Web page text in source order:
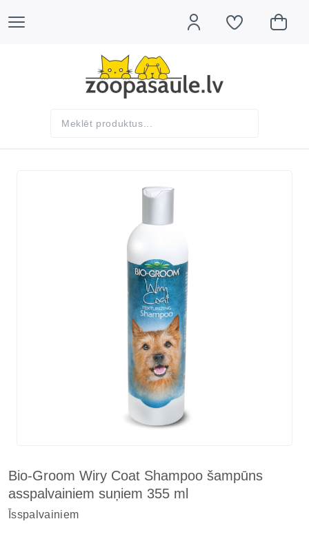
Bio-Groom Wiry Coat Shampoo šampūns
asspalvainiem suņiem 355 ml
Īsspalvainiem